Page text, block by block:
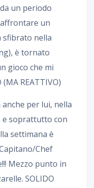
un periodo
un
sfibrato nella
è tornato
gioco che mi
REATTIVO)
per lui, nella
e soprattutto con
settimana è
Chef
Mezzo punto in
SOLIDO